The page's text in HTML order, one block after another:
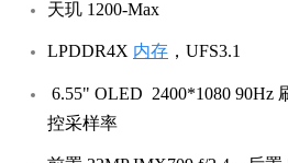
天玑 1200-Max
LPDDR4X 内存 ，UFS3.1
6.55" OLED 2400*1080 90Hz
控采样率